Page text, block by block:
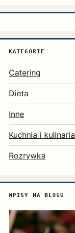
KATEGORIE
Catering
Dieta
Inne
Kuchnia i kulinaria
Rozrywka
WPISY NA BLOGU